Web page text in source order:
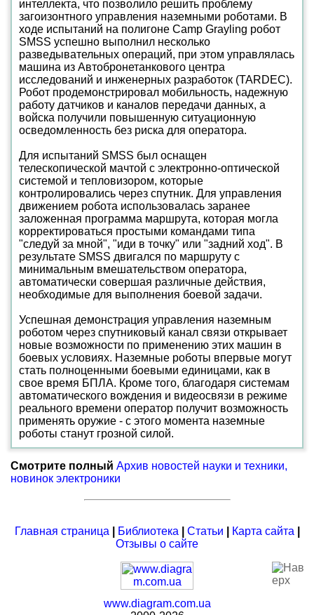
интеллекта, что позволило решить проблему
загоизонтного управления наземными роботами. В
ходе испытаний на полигоне Camp Grayling робот
SMSS успешно выполнил несколько
разведывательных операций, при этом управлялась
машина из Автобронетанкового центра
исследований и инженерных разработок (TARDEC).
Робот продемонстрировал мобильность, надежную
работу датчиков и каналов передачи данных, а
войска получили повышенную ситуационную
осведомленность без риска для оператора.
Для испытаний SMSS был оснащен
телескопической мачтой с электронно-оптической
системой и тепловизором, которые
контролировались через спутник. Для управления
движением робота использовалась заранее
заложенная программа маршрута, которая могла
корректироваться простыми командами типа
"следуй за мной", "иди в точку" или "задний ход". В
результате SMSS двигался по маршруту с
минимальным вмешательством оператора,
автоматически совершая различные действия,
необходимые для выполнения боевой задачи.
Успешная демонстрация управления наземным
роботом через спутниковый канал связи открывает
новые возможности по применению этих машин в
боевых условиях. Наземные роботы впервые могут
стать полноценными боевыми единицами, как в
свое время БПЛА. Кроме того, благодаря системам
автоматического вождения и видеосвязи в режиме
реального времени оператор получит возможность
применять оружие - с этого момента наземные
роботы станут грозной силой.
Смотрите полный Архив новостей науки и техники,
новинок электроники
Главная страница Библиотека Статьи Карта сайта
Отзывы о сайте
www.diagram.com.ua